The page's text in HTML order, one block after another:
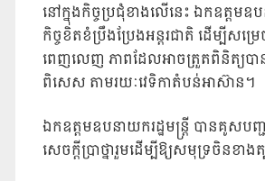
នៅក្នុងកិច្ចប្រជុំខាងលើនេះ ឯកឧត្តមឧ
កិច្ចខិតខំប្រឹងប្រែងអន្តរជាតិ ដើម្បីសម្
ពេញលេញ ភាពដែលអាចត្រួតពិនិត្យបា
ពិសេស តាមរយៈវេទិកាតំបន់អាស៊ាន។
ឯកឧត្តមឧបនាយករដ្ឋមន្រ្តី បានគូសបញ្
សេចក្តីប្រាថ្នារួមដើម្បីឱ្យសមុទ្រចិនខ